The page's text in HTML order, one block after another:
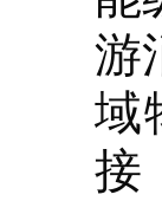
游
域
接